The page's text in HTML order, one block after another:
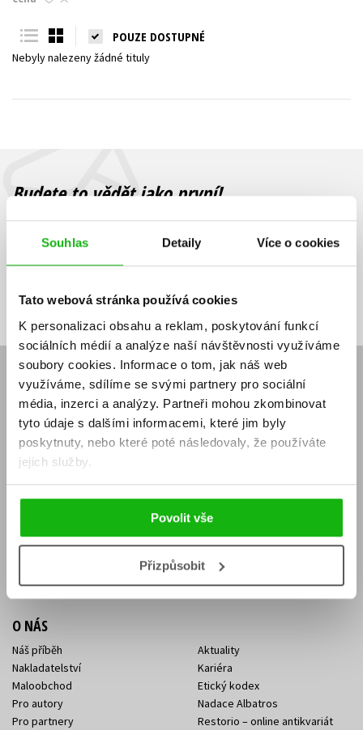
Souhlas Detaily Více o cookies
Tato webová stránka používá cookies
K personalizaci obsahu a reklam, poskytování funkcí
sociálních médií a analýze naší návštěvnosti využíváme
soubory cookies. Informace o tom, jak náš web
využíváme, sdílíme se svými partnery pro sociální
média, inzerci a analýzy. Partneři mohou zkombinovat
tyto údaje s dalšími informacemi, které jim byly
poskytnuty, nebo které poté následovaly, že používáte
jejich služby.
Povolit vše
Přizpůsobit
Young adult (SK)
Všechny tituly
POUZE DOSTUPNÉ
Nebyly nalezeny žádné tituly
Budete to vědět jako první!
Zajímá Vás, jaký knižní hit právě vychází, na jaké zboží je výhodná
sleva, jaká běží soutěž o ceny? Přihlášením k odběru našich e-
souhlasíte se zpracováním osobních údajů
mailová
adresa
mailová
adresa
Vaše e-mailová adresa Přihlásit se
E-SHOP
Aktuality
Naši autoři
Obchodní podmínky
Jak nakoupit
Knižní novinky
Dárkové poukazy
Affiliate program
KONTAKTY
Sídlo společnosti
Kontakty Albatros Media
O NÁS
Náš příběh
Nakladatelství
Maloobchod
Pro autory
Pro partnery
Aktuality
Kariéra
Etický kodex
Nadace Albatros
Restorio – online antikvariát